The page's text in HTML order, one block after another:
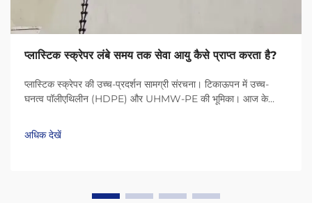
प्लास्टिक स्क्रेपर लंबे समय तक सेवा आयु कैसे प्राप्त करता है?
प्लास्टिक स्क्रेपर की उच्च-प्रदर्शन सामग्री संरचना। टिकाऊपन में उच्च-
घनत्व पॉलीएथिलीन (HDPE) और UHMW-PE की भूमिका। आज के
(अल्ट्रा-हाई मॉलिक्यूलर वेट पॉलीएथिलीन) जैसी सामग्री के कारण बहुत लंबे
समय तक चलते हैं...
अधिक देखें